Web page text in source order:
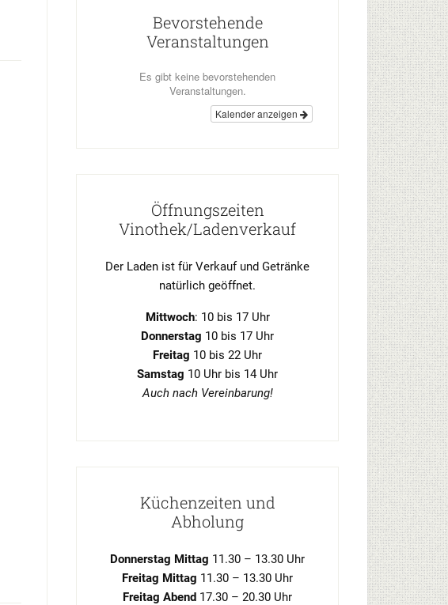
Bevorstehende
Veranstaltungen
Es gibt keine bevorstehenden
Veranstaltungen.
Kalender anzeigen
Öffnungszeiten
Vinothek/Ladenverkauf
Der Laden ist für Verkauf und Getränke
natürlich geöffnet.
Mittwoch: 10 bis 17 Uhr
Donnerstag 10 bis 17 Uhr
Freitag 10 bis 22 Uhr
Samstag 10 Uhr bis 14 Uhr
Auch nach Vereinbarung!
Küchenzeiten und
Abholung
Donnerstag Mittag 11.30 – 13.30 Uhr
Freitag Mittag 11.30 – 13.30 Uhr
Freitag Abend 17.30 – 20.30 Uhr